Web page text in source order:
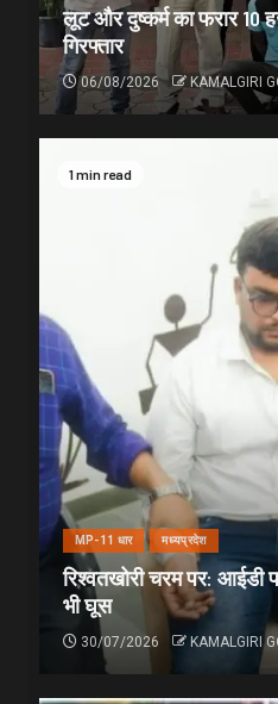
लूट और दुष्कर्म का फरार 10
गिरफ्तार
06/08/2026 KAMALGIRI
1 min read
MP-11 धार मध्यप्रदेश
रिश्वतखोरी चरम पर: आईडी
भी घूस
30/07/2026 KAMALGIRI